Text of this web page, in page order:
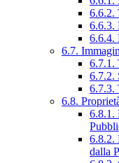
6.6.2.
6.6.3.
6.6.4.
6.7.
6.7.1.
6.7.2.
6.7.3.
6.8.
6.8.1.
6.8.2.
dalla